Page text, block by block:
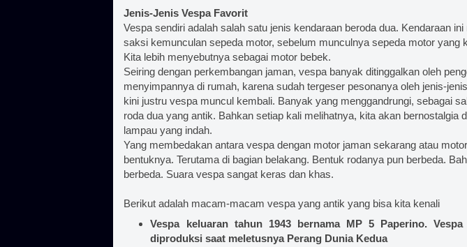
Jenis-Jenis Vespa Favorit
Vespa sendiri adalah salah satu jenis kendaraan beroda dua. Kendaraan
saksi kemunculan sepeda motor, sebelum munculnya sepeda motor yang
Kita lebih menyebutnya sebagai motor bebek.
Seiring dengan perkembangan jaman, vespa banyak ditinggalkan oleh
menyimpannya di rumah, karena sudah tergeser pesonanya oleh jenis-
kini justru vespa muncul kembali. Banyak yang menggandrungi, sebagai
roda dua yang antik. Bahkan setiap kali melihatnya, kita akan bernostalgia
lampau yang indah.
Yang membedakan antara vespa dengan motor jaman sekarang atau
bentuknya. Terutama di bagian belakang. Bentuk rodanya pun berbeda.
berbeda. Suara vespa sangat keras dan khas.
Berikut adalah macam-macam vespa yang antik yang bisa kita kenali
Vespa keluaran tahun 1943 bernama MP 5 Paperino.
diproduksi saat meletusnya Perang Dunia Kedua